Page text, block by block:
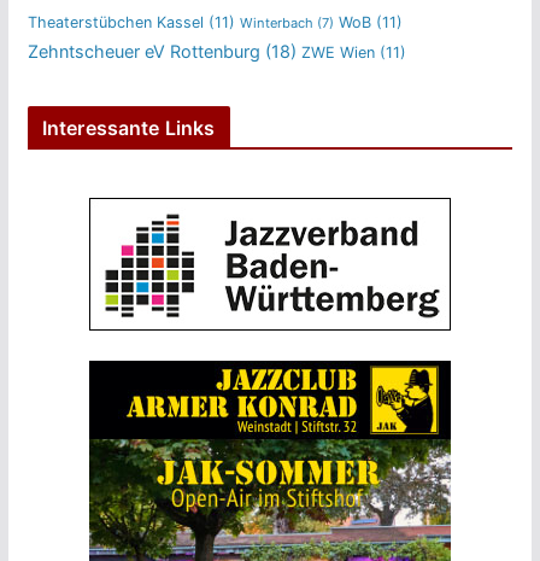
Theaterstübchen Kassel (11) Winterbach (7) WoB(11)
Zehntscheuer eV Rottenburg (18) ZWE Wien(11)
Interessante Links